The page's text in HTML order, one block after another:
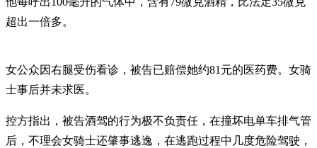
超出一倍多。
女公众因右腿受伤看诊，被告已赔偿她约81元的医药费。女骑
士事后并未求医。
控方指出，被告酒驾的行为极不负责任，在撞坏电单车排气管
后，不理会女骑士还肇事逃逸，在逃跑过程中几度危险驾驶，